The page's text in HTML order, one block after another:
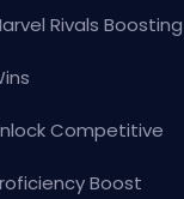
Rivals Boosting
Competitive
Boost